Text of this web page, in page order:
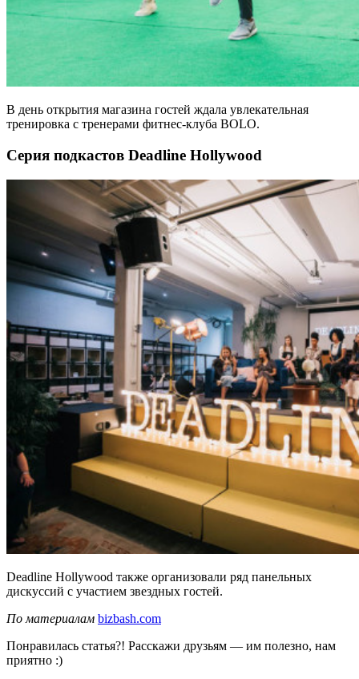
В день открытия магазина гостей ждала увлекательная
тренировка с тренерами фитнес-клуба BOLO.
Серия подкастов Deadline Hollywood
Deadline Hollywood также организовали ряд панельных
дискуссий с участием звездных гостей.
По материалам bizbash.com
Понравилась статья?! Расскажи друзьям — им полезно, нам
приятно :)